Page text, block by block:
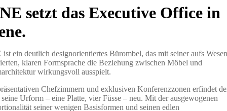
setzt das Executive Office in
ein deutlich designorientiertes Bürombel, das mit seiner aufs
klaren Formsprache die Beziehung zwischen Möbel und
wirkungsvoll ausspielt.
Chefzimmern und exklusiven Konferenzzonen erfindet
Urform – eine Platte, vier Füsse – neu. Mit der ausgewogenen
seiner wenigen Basisformen und seinen edlen